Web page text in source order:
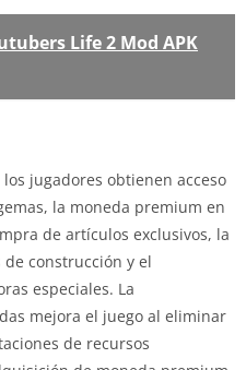
Life 2 Mod APK
jugadores obtienen acceso
la moneda premium en
de artículos exclusivos, la
construcción y el
especiales. La
mejora el juego al eliminar
de recursos